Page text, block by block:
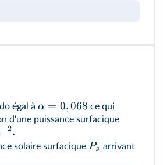
égal à α = 0,068 ce qui
d'une puissance surfacique
−2.
solaire surfacique Ps arrivant